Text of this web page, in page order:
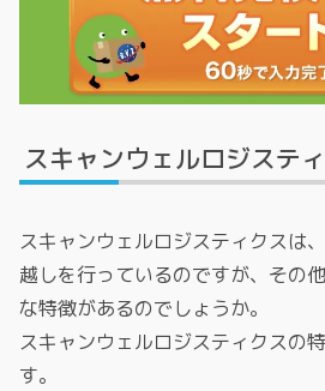
スキャンウェルロジステ
スキャンウェルロジスティクスは
越しを行っているのですが、その
な特徴があるのでしょうか。
スキャンウェルロジスティクスの
す。